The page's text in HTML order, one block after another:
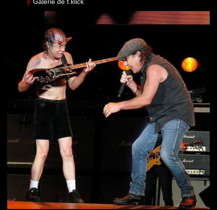
Galerie de t.klick